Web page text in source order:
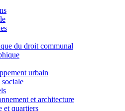
du droit communal
urbain
sociale
et architecture
et quartiers